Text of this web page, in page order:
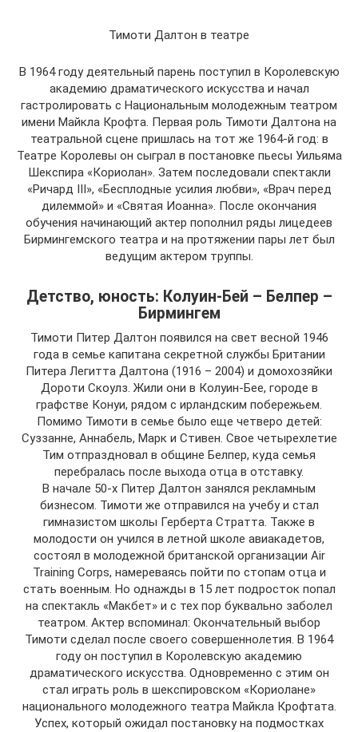
Тимоти Далтон в театре
В 1964 году деятельный парень поступил в Королевскую
академию драматического искусства и начал
гастролировать с Национальным молодежным театром
имени Майкла Крофта. Первая роль Тимоти Далтона на
театральной сцене пришлась на тот же 1964-й год: в
Театре Королевы он сыграл в постановке пьесы Уильяма
Шекспира «Кориолан». Затем последовали спектакли
«Ричард III», «Бесплодные усилия любви», «Врач перед
дилеммой» и «Святая Иоанна». После окончания
обучения начинающий актер пополнил ряды лицедеев
Бирмингемского театра и на протяжении пары лет был
ведущим актером труппы.
Детство, юность: Колуин-Бей – Белпер –
Бирмингем
Тимоти Питер Далтон появился на свет весной 1946
года в семье капитана секретной службы Британии
Питера Легитта Далтона (1916 – 2004) и домохозяйки
Дороти Скоулз. Жили они в Колуин-Бее, городе в
графстве Конуи, рядом с ирландским побережьем.
Помимо Тимоти в семье было еще четверо детей:
Суззанне, Аннабель, Марк и Стивен. Свое четырехлетие
Тим отпраздновал в общине Белпер, куда семья
перебралась после выхода отца в отставку.
В начале 50-х Питер Далтон занялся рекламным
бизнесом. Тимоти же отправился на учебу и стал
гимназистом школы Герберта Стратта. Также в
молодости он учился в летной школе авиакадетов,
состоял в молодежной британской организации Air
Training Corps, намереваясь пойти по стопам отца и
стать военным. Но однажды в 15 лет подросток попал
на спектакль «Макбет» и с тех пор буквально заболел
театром. Актер вспоминал: Окончательный выбор
Тимоти сделал после своего совершеннолетия. В 1964
году он поступил в Королевскую академию
драматического искусства. Одновременно с этим он
стал играть роль в шекспировском «Кориолане»
национального молодежного театра Майкла Крофтата.
Успех, который ожидал постановку на подмостках